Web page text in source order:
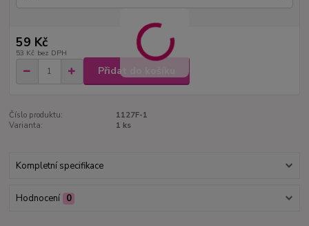
59 Kč
53 Kč bez DPH
Přidat do košíku
Číslo produktu:
1127F-1
Varianta:
1 ks
Kompletní specifikace
Hodnocení 0